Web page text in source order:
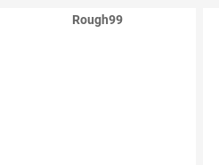
Rough99